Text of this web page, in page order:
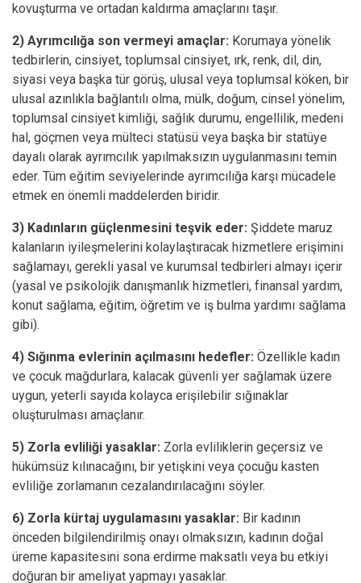
kovuşturma ve ortadan kaldırma amaçlarını taşır.
2) Ayrımcılığa son vermeyi amaçlar: Korumaya yönelik
tedbirlerin, cinsiyet, toplumsal cinsiyet, ırk, renk, dil, din,
siyasi veya başka tür görüş, ulusal veya toplumsal köken, bir
ulusal azınlıkla bağlantılı olma, mülk, doğum, cinsel yönelim,
toplumsal cinsiyet kimliği, sağlık durumu, engellilik, medeni
hal, göçmen veya mülteci statüsü veya başka bir statüye
dayalı olarak ayrımcılık yapılmaksızın uygulanmasını temin
eder. Tüm eğitim seviyelerinde ayrımcılığa karşı mücadele
etmek en önemli maddelerden biridir.
3) Kadınların güçlenmesini teşvik eder: Şiddete maruz
kalanların iyileşmelerini kolaylaştıracak hizmetlere erişimini
sağlamayı, gerekli yasal ve kurumsal tedbirleri almayı içerir
(yasal ve psikolojik danışmanlık hizmetleri, finansal yardım,
konut sağlama, eğitim, öğretim ve iş bulma yardımı sağlama
gibi).
4) Sığınma evlerinin açılmasını hedefler: Özellikle kadın
ve çocuk mağdurlara, kalacak güvenli yer sağlamak üzere
uygun, yeterli sayıda kolayca erişilebilir sığınaklar
oluşturulması amaçlanır.
5) Zorla evliliği yasaklar: Zorla evliliklerin geçersiz ve
hükümsüz kılınacağını, bir yetişkini veya çocuğu kasten
evliliğe zorlamanın cezalandırılacağını söyler.
6) Zorla kürtaj uygulamasını yasaklar: Bir kadının
önceden bilgilendirilmiş onayı olmaksızın, kadının doğal
üreme kapasitesini sona erdirme maksatlı veya bu etkiyi
doğuran bir ameliyat yapmayı yasaklar.